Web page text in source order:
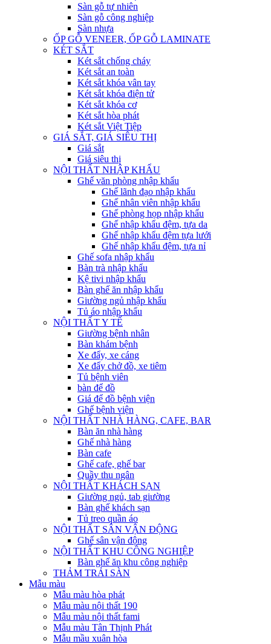
Sàn gỗ tự nhiên
Sàn gỗ công nghiệp
Sàn nhựa
ỐP GỖ VENEER, ỐP GỖ LAMINATE
KÉT SẮT
Két sắt chống cháy
Két sắt an toàn
Két sắt khóa vân tay
Két sắt khóa điện tử
Két sắt khóa cơ
Két sắt hòa phát
Két sắt Việt Tiệp
GIÁ SẮT, GIÁ SIÊU THỊ
Giá sắt
Giá siêu thị
NỘI THẤT NHẬP KHẨU
Ghế văn phòng nhập khẩu
Ghế lãnh đạo nhập khẩu
Ghế nhân viên nhập khẩu
Ghế phòng họp nhập khẩu
Ghế nhập khẩu đệm, tựa da
Ghế nhập khẩu đệm tựa lưới
Ghế nhập khẩu đệm, tựa nỉ
Ghế sofa nhập khẩu
Bàn trà nhập khẩu
Kệ tivi nhập khẩu
Bàn ghế ăn nhập khẩu
Giường ngủ nhập khẩu
Tủ áo nhập khẩu
NỘI THẤT Y TẾ
Giường bệnh nhân
Bàn khám bệnh
Xe đẩy, xe cáng
Xe đẩy chở đồ, xe tiêm
Tủ bệnh viên
bàn để đồ
Giá để đồ bệnh viện
Ghế bệnh viện
NỘI THẤT NHÀ HÀNG, CAFE, BAR
Bàn ăn nhà hàng
Ghế nhà hàng
Bàn cafe
Ghế cafe, ghế bar
Quầy thu ngân
NỘI THẤT KHÁCH SẠN
Giường ngủ, tab giường
Bàn ghế khách sạn
Tủ treo quần áo
NỘI THẤT SÂN VẬN ĐỘNG
Ghế sân vận động
NỘI THẤT KHU CÔNG NGHIỆP
Bàn ghế ăn khu công nghiệp
THẢM TRẢI SÀN
Mẫu màu
Mẫu màu hòa phát
Mẫu màu nội thất 190
Mẫu màu nội thất fami
Mẫu màu Tân Thịnh Phát
Mẫu mầu xuân hòa